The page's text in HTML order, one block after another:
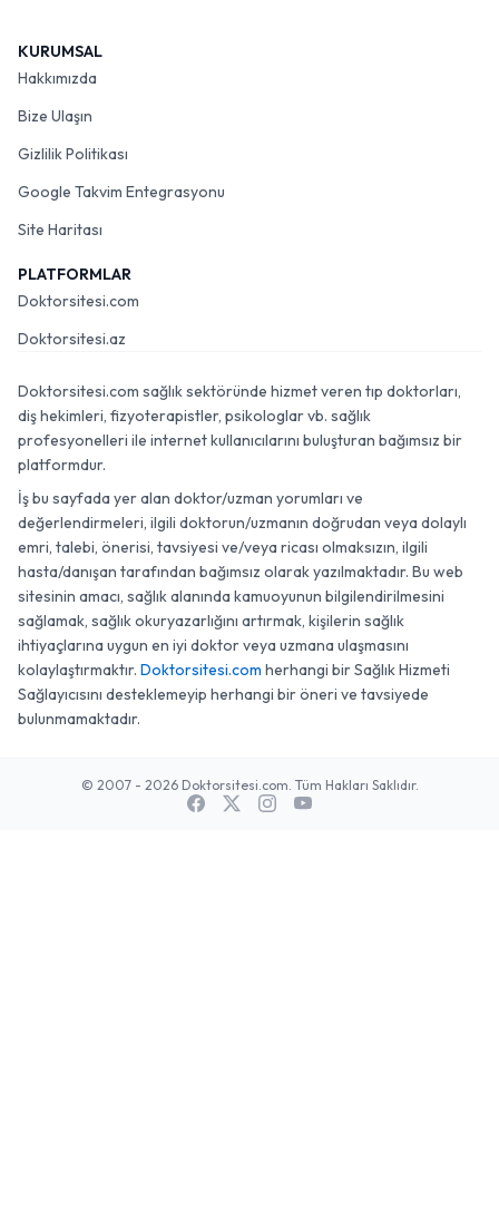
KURUMSAL
Hakkımızda
Bize Ulaşın
Gizlilik Politikası
Google Takvim Entegrasyonu
Site Haritası
PLATFORMLAR
Doktorsitesi.com
Doktorsitesi.az
Doktorsitesi.com sağlık sektöründe hizmet veren tıp doktorları,
diş hekimleri, fizyoterapistler, psikologlar vb. sağlık
profesyonelleri ile internet kullanıcılarını buluşturan bağımsız bir
platformdur.
İş bu sayfada yer alan doktor/uzman yorumları ve
değerlendirmeleri, ilgili doktorun/uzmanın doğrudan veya dolaylı
emri, talebi, önerisi, tavsiyesi ve/veya ricası olmaksızın, ilgili
hasta/danışan tarafından bağımsız olarak yazılmaktadır. Bu web
sitesinin amacı, sağlık alanında kamuoyunun bilgilendirilmesini
sağlamak, sağlık okuryazarlığını artırmak, kişilerin sağlık
ihtiyaçlarına uygun en iyi doktor veya uzmana ulaşmasını
kolaylaştırmaktır. Doktorsitesi.com herhangi bir Sağlık Hizmeti
Sağlayıcısını desteklemeyip herhangi bir öneri ve tavsiyede
bulunmamaktadır.
© 2007 - 2026 Doktorsitesi.com. Tüm Hakları Saklıdır.